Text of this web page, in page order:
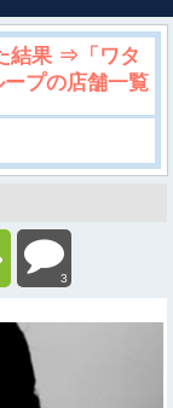
結果 ⇒「ワタ
プの店舗一覧
3